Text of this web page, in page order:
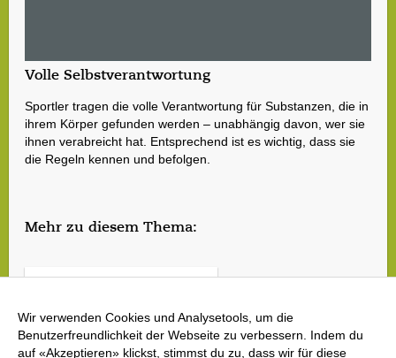
Volle Selbstverantwortung
Sportler tragen die volle Verantwortung für Substanzen, die in
ihrem Körper gefunden werden – unabhängig davon, wer sie
ihnen verabreicht hat. Entsprechend ist es wichtig, dass sie
die Regeln kennen und befolgen.
Mehr zu diesem Thema:
Anti-Doping besser verstehen
Was tun bei auffälligem Verhalten?
Wir verwenden Cookies und Analysetools, um die
Benutzerfreundlichkeit der Webseite zu verbessern. Indem du
auf «Akzeptieren» klickst, stimmst du zu, dass wir für diese